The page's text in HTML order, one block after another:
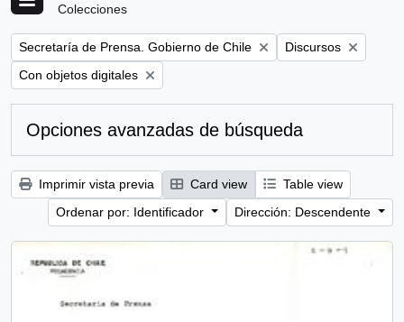
Colecciones
Remove filter:
Secretaría de Prensa. Gobierno de Chile Remove filter:
Discursos
Remove filter:
Con objetos digitales
Opciones avanzadas de búsqueda
Imprimir vista previa Card view
Table view
Ordenar por: Identificador
Dirección: Descendente